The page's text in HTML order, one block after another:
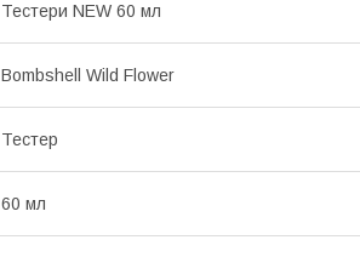
Тестери NEW 60 мл
Bombshell Wild Flower
Тестер
60 мл